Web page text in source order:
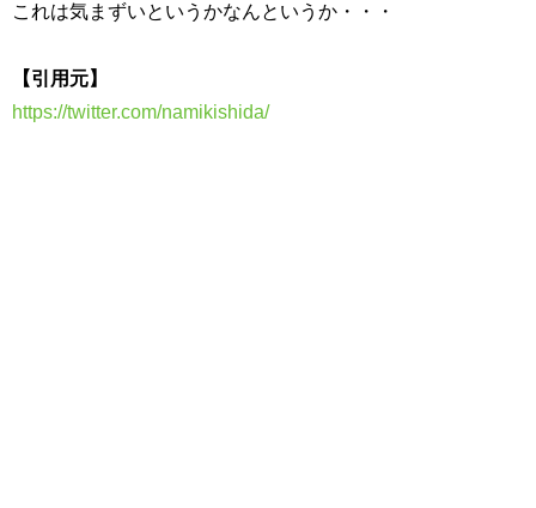
これは気まずいというかなんというか・・・
【引用元】
https://twitter.com/namikishida/